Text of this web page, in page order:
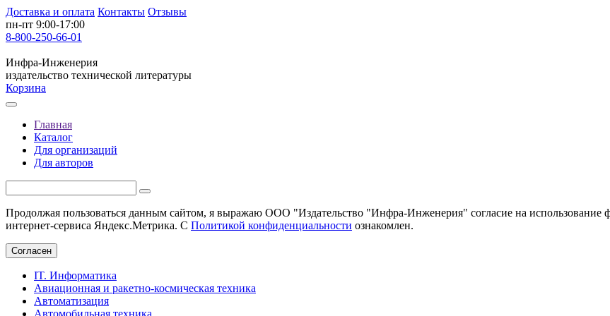
Доставка и оплата Контакты Отзывы
пн-пт 9:00-17:00
8-800-250-66-01
Инфра-Инженерия
издательство технической литературы
Корзина
Главная
Каталог
Для организаций
Для авторов
Продолжая пользоваться данным сайтом, я выражаю ООО "Издательство "Инфра-Инженерия" согласие на
интернет-сервиса Яндекс.Метрика. С Политикой конфиденциальности ознакомлен.
Согласен
IT. Информатика
Авиационная и ракетно-космическая техника
Автоматизация
Автомобильная техника